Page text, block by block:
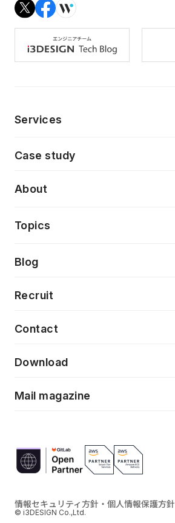
Services
AI駆動開発支援
モダナイゼーション
特徴量エンジニアリングと生成AI
デジタルプロダクトデザイン
デザインシステム構築支援
フロントエンド開発
Case study
About
当社が目指しているもの
Topics
Press release
News
Event/Seminer
Blog
Recruit
Contact
Download
Mail magazine
情報セキュリティ方針・個人情報保護方針
© i3DESIGN Co.,Ltd.